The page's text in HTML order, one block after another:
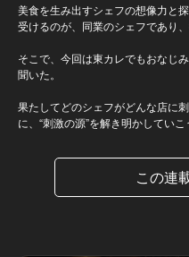
美食を生み出すシェフの想像力と
受けるのが、同業のシェフであり
そこで、今回は東カレでもおなじ
聞いた。
果たしてどのシェフがどんな店に
に、“刺激の源”を解き明かしていこ
この連